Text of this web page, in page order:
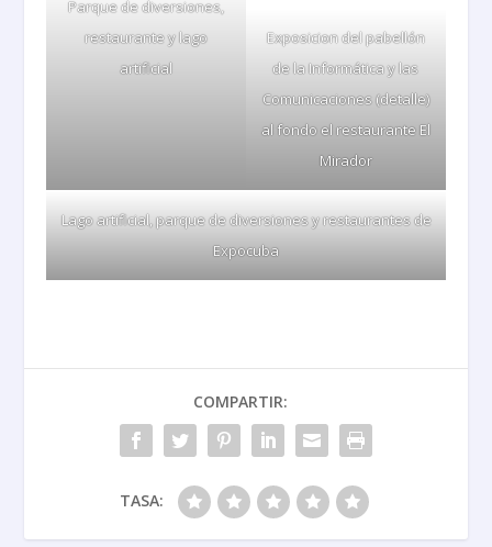
Parque de diversiones,
restaurante y lago
artificial
Exposicion del pabellón
de la Informática y las
Comunicaciones (detalle)
al fondo el restaurante El
Mirador
Lago artificial, parque de diversiones y restaurantes de
Expocuba
COMPARTIR:
TASA: